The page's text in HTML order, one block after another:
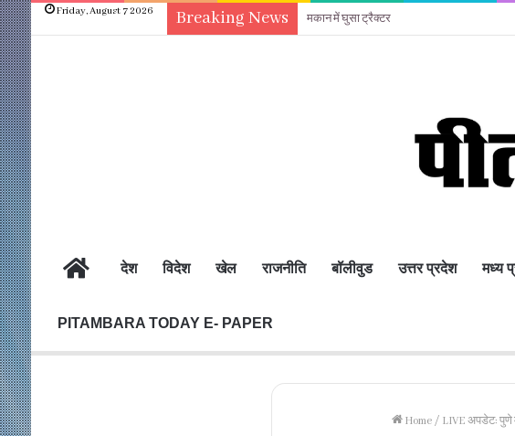
Friday, August 7 2026 Breaking News मकान में घुसा ट्रैक्टर
होम देश विदेश खेल राजनीति बॉलीवुड उत्तर प्रदेश मध्य
PITAMBARA TODAY E- PAPER
Home / LIVE अपडेट: पुणे